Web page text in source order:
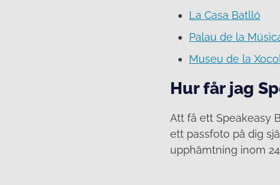
La Casa Batlló
Palau de la
Museu de la
Hur får jag
Att få ett Speakeasy
ett passfoto på dig
upphämtning inom